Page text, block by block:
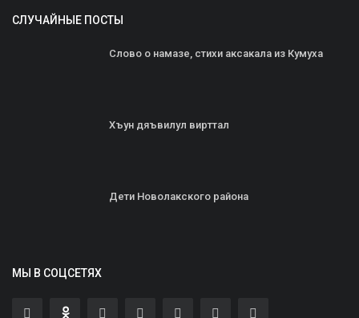
СЛУЧАЙНЫЕ ПОСТЫ
Слово о намазе, стихи аксакала из Кумуха
Хъун дяъвилул вирттал
Дети Новолакского района
МЫ В СОЦСЕТЯХ